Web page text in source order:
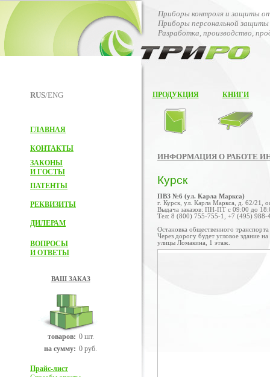
RUS/ENG
ГЛАВНАЯ
КОНТАКТЫ
ЗАКОНЫ
И ГОСТЫ
ПАТЕНТЫ
РЕКВИЗИТЫ
ДИЛЕРАМ
ВОПРОСЫ
И ОТВЕТЫ
ВАШ ЗАКАЗ
товаров: 0 шт.
на сумму: 0 руб.
Прайс-лист
Приборы контроля и защиты
Приборы персональной
Разработка, производство,
ПРОДУКЦИЯ КНИГИ
ИНФОРМАЦИЯ О РАБОТЕ
Курск
ПВЗ №6 (ул. Карла Маркса)
г. Курск, ул. Карла Маркса, д. 62/21,
Выдача заказов: ПН-ПТ с 09:00 до
Тел: 8 (800) 755-755-1, +7 (495) 988-
Остановка общественного
Через дорогу будет угловое здание
улицы Ломакина, 1 этаж.